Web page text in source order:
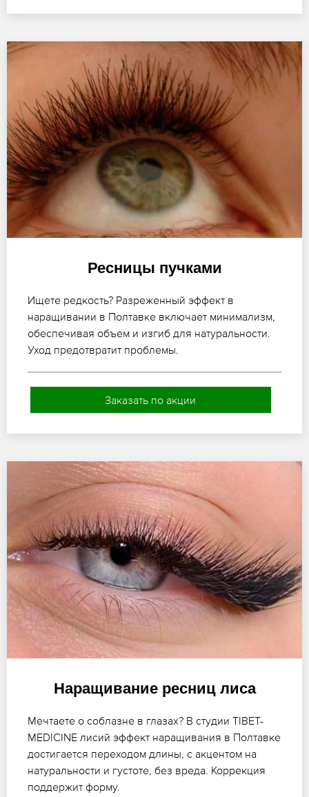
Ресницы пучками
Ищете редкость? Разреженный эффект в
наращивании в Полтавке включает минимализм,
обеспечивая объем и изгиб для натуральности.
Уход предотвратит проблемы.
Заказать по акции
Наращивание ресниц лиса
Мечтаете о соблазне в глазах? В студии TIBET-
MEDICINE лисий эффект наращивания в Полтавке
достигается переходом длины, с акцентом на
натуральности и густоте, без вреда. Коррекция
поддержит форму.